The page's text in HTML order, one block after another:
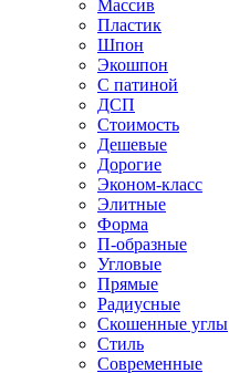
Массив
Пластик
Шпон
Экошпон
С патиной
ДСП
Стоимость
Дешевые
Дорогие
Эконом-класс
Элитные
Форма
П-образные
Угловые
Прямые
Радиусные
Скошенные углы
Стиль
Современные